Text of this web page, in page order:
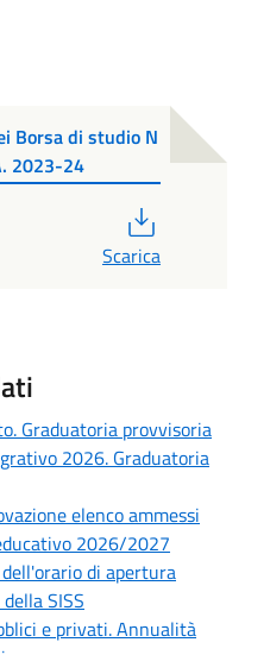
Borsa di studio N
2023-24
Scarica
Graduatoria provvisoria
2026. Graduatoria
elenco ammessi
2026/2027
di apertura
SISS
e privati. Annualità